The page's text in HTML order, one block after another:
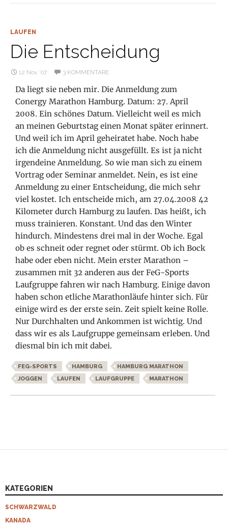
LAUFEN
Die Entscheidung
12 Nov. ’07 3 KOMMENTARE
Da liegt sie neben mir. Die Anmeldung zum
Conergy Marathon Hamburg. Datum: 27. April
2008. Ein schönes Datum. Vielleicht weil es mich
an meinen Geburtstag einen Monat später erinnert.
Und weil ich im April geheiratet habe. Noch habe
ich die Anmeldung nicht ausgefüllt. Es ist ja nicht
irgendeine Anmeldung. So wie man sich zu einem
Vortrag oder Seminar anmeldet. Nein, es ist eine
Anmeldung zu einer Entscheidung, die mich sehr
viel kostet. Ich entscheide mich, am 27.04.2008 42
Kilometer durch Hamburg zu laufen. Das heißt, ich
muss trainieren. Konstant. Und das den Winter
hindurch. Mindestens drei mal in der Woche. Egal
ob es schneit oder regnet oder stürmt. Ob ich Bock
habe oder eben nicht. Mein erster Marathon –
zusammen mit 32 anderen aus der FeG-Sports
Laufgruppe fahren wir nach Hamburg. Einige davon
haben schon etliche Marathonläufe hinter sich. Für
einige wird es der erste sein. Zeit spielt keine Rolle.
Nur Durchhalten und Ankommen ist wichtig. Und
dass wir es als Laufgruppe gemeinsam erleben. Und
diesmal bin ich mit dabei.
FEG-SPORTS HAMBURG
HAMBURG MARATHON
JOGGEN
LAUFEN LAUFGRUPPE MARATHON
KATEGORIEN
SCHWARZWALD
KANADA